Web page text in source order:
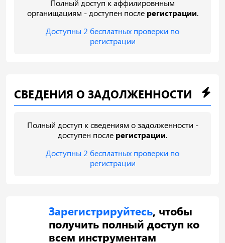
Полный доступ к аффилировнным
органищациям - доступен после регистрации.
Доступны 2 бесплатных проверки по
регистрации
СВЕДЕНИЯ О ЗАДОЛЖЕННОСТИ
Полный доступ к сведениям о задолженности -
доступен после регистрации.
Доступны 2 бесплатных проверки по
регистрации
Зарегистрируйтесь, чтобы
получить полный доступ ко
всем инструментам